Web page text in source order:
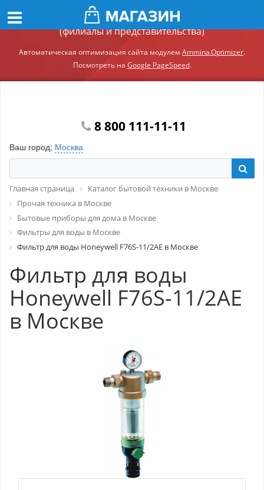
Демонстрационный сайт модуля Ammina.Регионы
(филиалы и представительства)
Автоматическая оптимизация сайта модулем Ammina.Optimizer.
Посмотреть на Google PageSpeed.
8 800 111-11-11
Ваш город: Москва
Главная страница
Каталог бытовой техники в Москве
Прочая техника в Москве
Бытовые приборы для дома в Москве
Фильтры для воды в Москве
Фильтр для воды Honeywell F76S-11/2AE в Москве
Фильтр для воды
Honeywell F76S-11/2AE
в Москве